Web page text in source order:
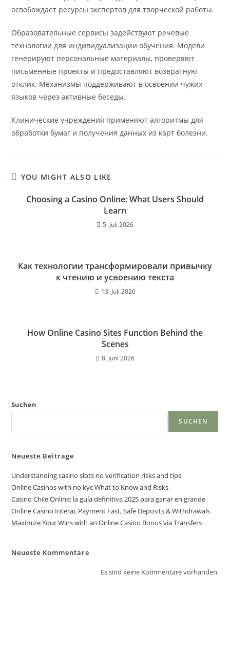
освобождает ресурсы экспертов для творческой работы.
Образовательные сервисы задействуют речевые
технологии для индивидуализации обучения. Модели
генерируют персональные материалы, проверяют
письменные проекты и предоставляют возвратную
отклик. Механизмы поддерживают в освоении чужих
языков через активные беседы.
Клинические учреждения применяют алгоритмы для
обработки бумаг и получения данных из карт болезни.
YOU MIGHT ALSO LIKE
Choosing a Casino Online: What Users Should
Learn
5. Juli 2026
Как технологии трансформировали привычку
к чтению и усвоению текста
13. Juli 2026
How Online Casino Sites Function Behind the
Scenes
8. Juni 2026
Suchen
SUCHEN
Neueste Beiträge
Understanding casino slots no verification risks and tips
Online Casinos with no kyc What to Know and Risks
Casino Chile Online: la guía definitiva 2025 para ganar en grande
Online Casino Interac Payment Fast, Safe Deposits & Withdrawals
Maximize Your Wins with an Online Casino Bonus via Transfers
Neueste Kommentare
Es sind keine Kommentare vorhanden.